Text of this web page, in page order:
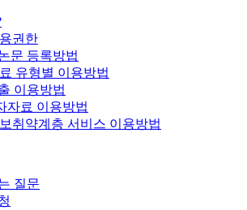
권한
문 등록방법
유형별 이용방법
이용방법
자료 이용방법
취약계층 서비스 이용방법
질문